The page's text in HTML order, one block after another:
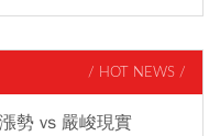
/ HOT NEWS /
勢 vs 嚴峻現實